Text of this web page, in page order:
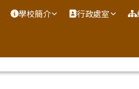
資訊網
學校簡介 行政處室